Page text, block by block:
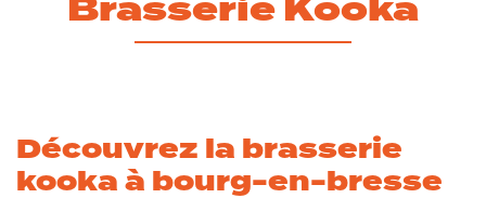
Brasserie Kooka
Découvrez la brasserie
kooka à bourg-en-bresse